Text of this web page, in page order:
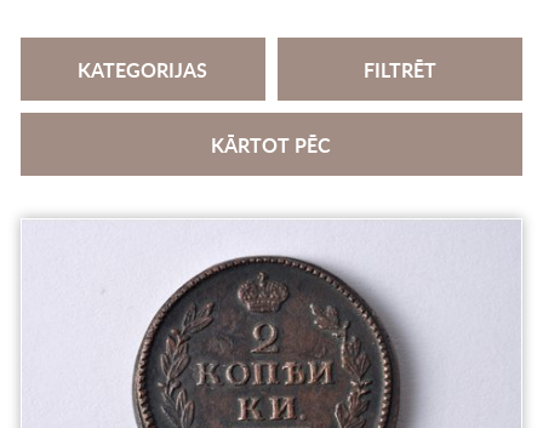
KATEGORIJAS FILTRĒT
KĀRTOT PĒC